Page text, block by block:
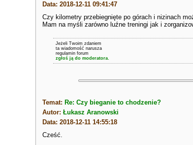
Data: 2018-12-11 09:41:47
Czy kilometry przebiegnięte po górach i nizinach
Mam na myśli zarówno luźne treningi jak i
Jeżeli Twoim zdaniem
ta wiadomość narusza
regulamin forum
zgłoś ją do moderatora.
Temat: Re: Czy bieganie to chodzenie?
Autor: Łukasz Aranowski
Data: 2018-12-11 14:55:18
Cześć.